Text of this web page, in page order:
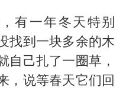
有一年冬天特别
找到一块多余的木
自己扎了一圈草，
，说等春天它们回